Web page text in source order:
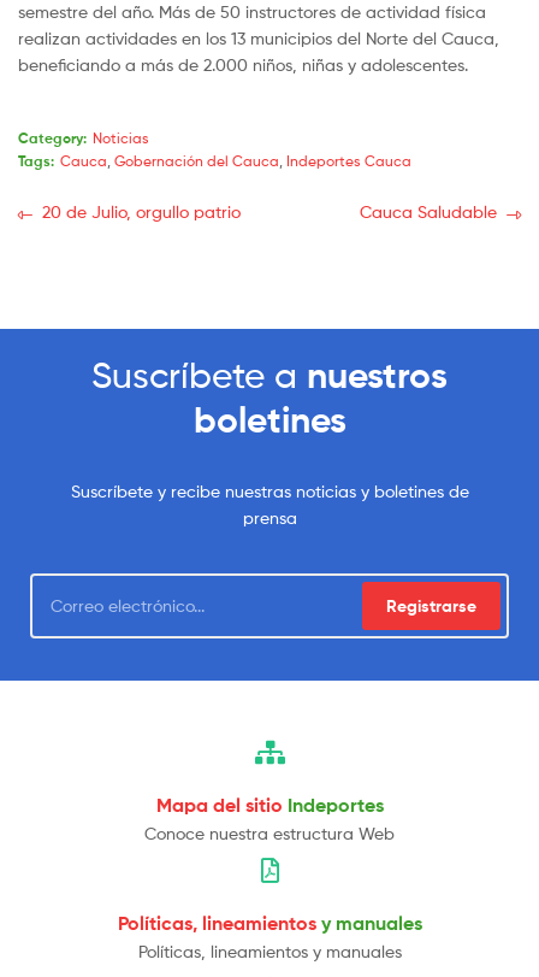
semestre del año. Más de 50 instructores de actividad física
realizan actividades en los 13 municipios del Norte del Cauca,
beneficiando a más de 2.000 niños, niñas y adolescentes.
Category: Noticias
Tags: Cauca Gobernación del Cauca Indeportes Cauca
20 de Julio, orgullo patrio Cauca Saludable
Suscríbete a nuestros
boletines
Suscríbete y recibe nuestras noticias y boletines de
prensa
Registrarse
Mapa del sitio Indeportes
Conoce nuestra estructura Web
Políticas, lineamientos y manuales
Políticas, lineamientos y manuales